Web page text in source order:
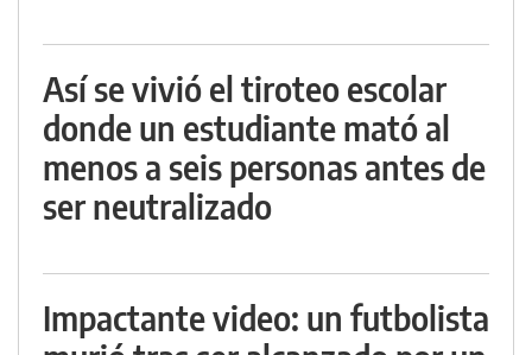
Así se vivió el tiroteo escolar
donde un estudiante mató al
menos a seis personas antes de
ser neutralizado
Impactante video: un futbolista